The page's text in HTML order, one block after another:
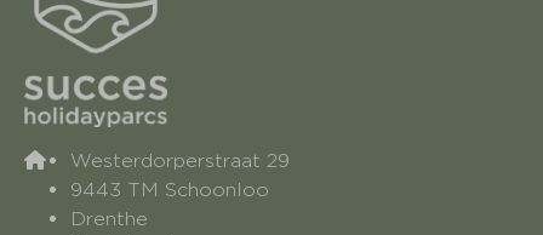
Westerdorperstraat 29
9443 TM Schoonloo
Drenthe